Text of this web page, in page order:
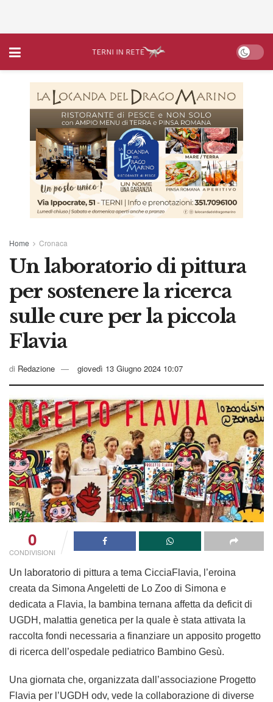
Home Cronaca
Un laboratorio di pittura
per sostenere la ricerca
sulle cure per la piccola
Flavia
di Redazione giovedì 13 Giugno 2024 10:07
0
CONDIVISIONI
Un laboratorio di pittura a tema CicciaFlavia, l’eroina
creata da Simona Angeletti de Lo Zoo di Simona e
dedicata a Flavia, la bambina ternana affetta da deficit di
UGDH, malattia genetica per la quale è stata attivata la
raccolta fondi necessaria a finanziare un apposito progetto
di ricerca dell’ospedale pediatrico Bambino Gesù.
Una giornata che, organizzata dall’associazione Progetto
Flavia per l’UGDH odv, vede la collaborazione di diverse